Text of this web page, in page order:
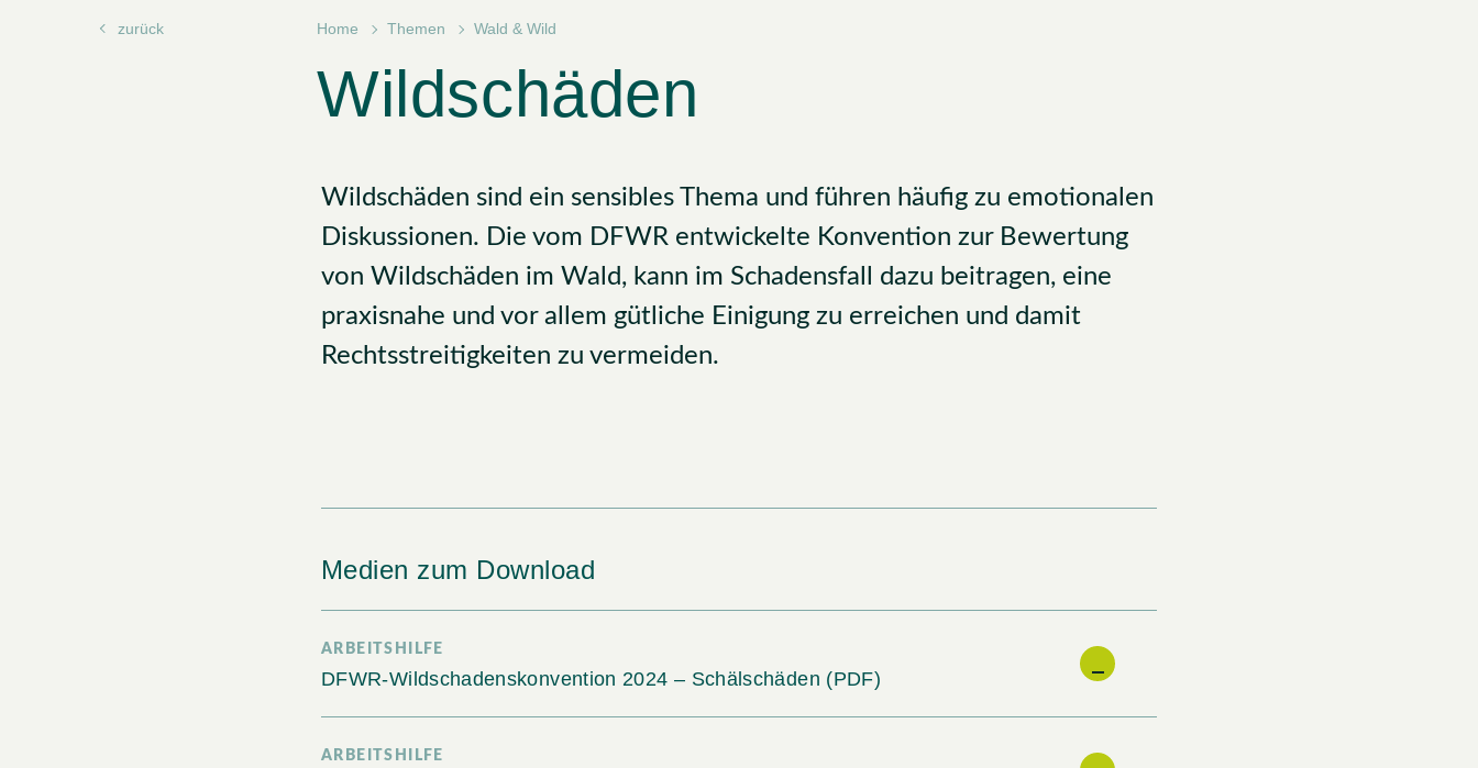
zurück Home Themen Wald & Wild
Wildschäden
Wildschäden sind ein sensibles Thema und führen häufig zu emotionalen
Diskussionen. Die vom DFWR entwickelte Konvention zur Bewertung
von Wildschäden im Wald, kann im Schadensfall dazu beitragen, eine
praxisnahe und vor allem gütliche Einigung zu erreichen und damit
Rechtsstreitigkeiten zu vermeiden.
Medien zum Download
ARBEITSHILFE
DFWR-Wildschadenskonvention 2024 – Schälschäden (PDF)
ARBEITSHILFE